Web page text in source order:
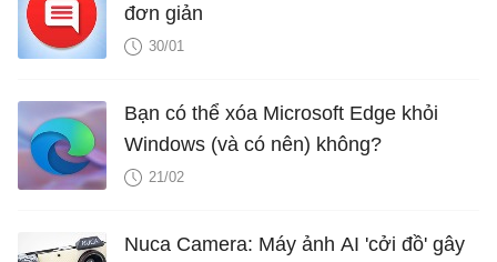
đơn giản
30/01
Bạn có thể xóa Microsoft Edge khỏi
Windows (và có nên) không?
21/02
Nuca Camera: Máy ảnh AI 'cởi đồ' gây